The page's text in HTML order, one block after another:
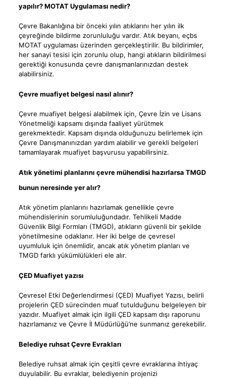
yapılır? MOTAT Uygulaması nedir?
Çevre Bakanlığına bir önceki yılın atıklarını her yılın ilk
çeyreğinde bildirme zorunluluğu vardır. Atık beyanı, eçbs
MOTAT uygulaması üzerinden gerçekleştirilir. Bu bildirimler,
her sanayi tesisi için zorunlu olup, hangi atıkların bildirilmesi
gerektiği konusunda çevre danışmanlarınızdan destek
alabilirsiniz.
Çevre muafiyet belgesi nasıl alınır?
Çevre muafiyet belgesi alabilmek için, Çevre İzin ve Lisans
Yönetmeliği kapsamı dışında faaliyet yürütmek
gerekmektedir. Kapsam dışında olduğunuzu belirlemek için
Çevre Danışmanınızdan yardım alabilir ve gerekli belgeleri
tamamlayarak muafiyet başvurusu yapabilirsiniz.
Atık yönetimi planlarını çevre mühendisi hazırlarsa TMGD
bunun neresinde yer alır?
Atık yönetim planlarını hazırlamak genellikle çevre
mühendislerinin sorumluluğundadır. Tehlikeli Madde
Güvenlik Bilgi Formları (TMGD), atıkların güvenli bir şekilde
yönetilmesine odaklanır. Her iki belge de çevresel
uyumluluk için önemlidir, ancak atık yönetim planları ve
TMGD farklı yükümlülükleri ele alır.
ÇED Muafiyet yazısı
Çevresel Etki Değerlendirmesi (ÇED) Muafiyet Yazısı, belirli
projelerin ÇED sürecinden muaf tutulduğunu belgeleyen bir
yazıdır. Muafiyet almak için ilgili ÇED kapsam dışı raporunu
hazırlamanız ve Çevre İl Müdürlüğü’ne sunmanız gerekebilir.
Belediye ruhsat Çevre Evrakları
Belediye ruhsat almak için çeşitli çevre evraklarına ihtiyaç
duyulabilir. Bu evraklar, belediyenin projenizi